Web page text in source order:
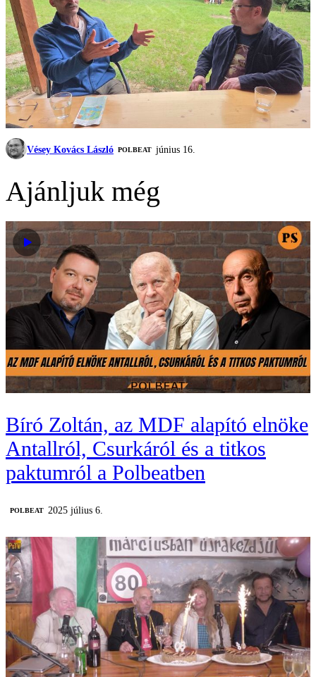
Vésey Kovács László ‎POLBEAT június 16.
Ajánljuk még
Bíró Zoltán, az MDF alapító elnöke
Antallról, Csurkáról és a titkos
paktumról a Polbeatben
‎POLBEAT 2025 július 6.